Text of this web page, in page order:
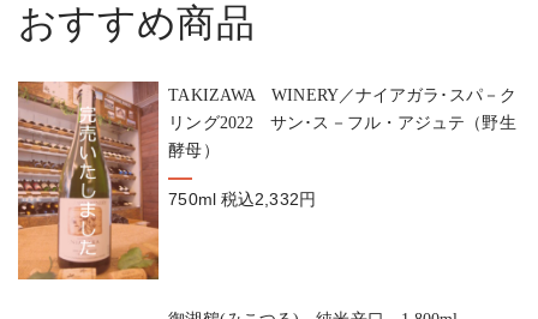
おすすめ商品
TAKIZAWA WINERY／ナイアガラ･スパ－ク
リング2022 サン･ス－フル・アジュテ（野生
酵母）
750ml 税込2,332円